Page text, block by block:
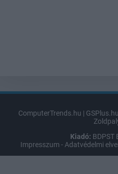
ComputerTrends.hu | GSPlus.hu
Kiadó: BDPST
Impresszum - Adatvédelmi